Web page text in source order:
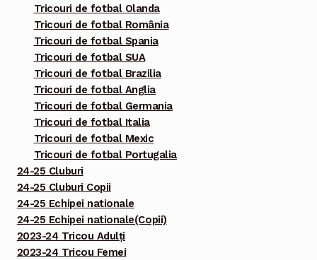
Tricouri de fotbal Olanda
Tricouri de fotbal România
Tricouri de fotbal Spania
Tricouri de fotbal SUA
Tricouri de fotbal Brazilia
Tricouri de fotbal Anglia
Tricouri de fotbal Germania
Tricouri de fotbal Italia
Tricouri de fotbal Mexic
Tricouri de fotbal Portugalia
24-25 Cluburi
24-25 Cluburi Copii
24-25 Echipei nationale
24-25 Echipei nationale(Copii)
2023-24 Tricou Adulți
2023-24 Tricou Femei